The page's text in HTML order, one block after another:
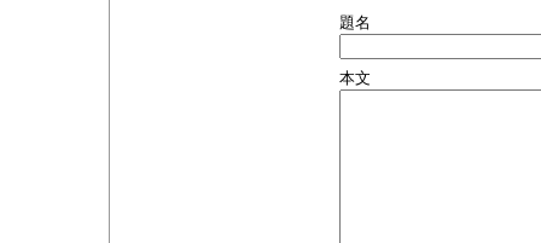
題名
本文